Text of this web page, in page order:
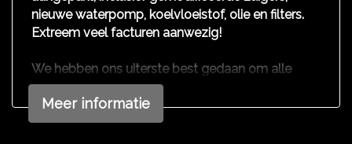
Buitenspiegels elektrisch verstel- en
Centrale vergrendeling met afstandsbediening
Dakrails
nieuwe waterpomp, koelvloeistof, olie en filters.
Extreem veel facturen aanwezig!
We hebben ons uiterste best gedaan om alle
informatie in deze advertentie correct weer te
geven. Er kunnen echter geen rechten worden
ontleend aan de verstrekte informatie in de
Meer informatie